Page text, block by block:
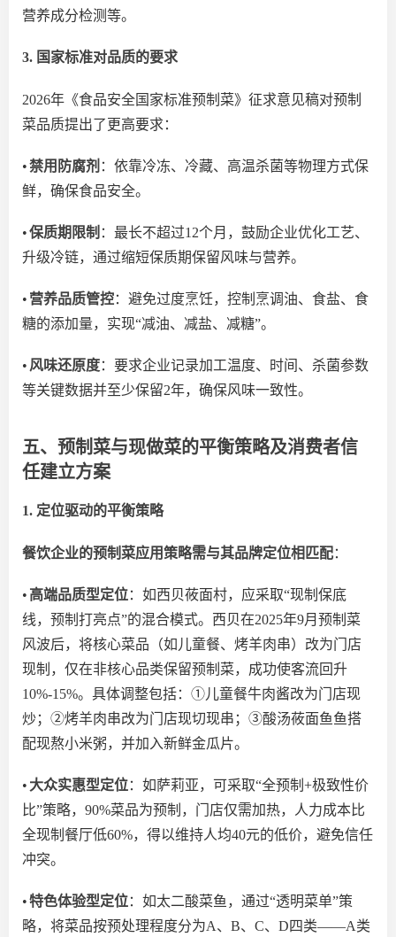
营养成分检测等。
3. 国家标准对品质的要求
2026年《食品安全国家标准预制菜》征求意见稿对预制
菜品质提出了更高要求：
•禁用防腐剂 ：依靠冷冻、冷藏、高温杀菌等物理方式保
鲜，确保食品安全。
•保质期限制 ：最长不超过12个月，鼓励企业优化工艺、
升级冷链， 通过缩短保质期保留风味与营养。
• 营养品质管控：避免过度烹饪，控制烹调油、食盐、食
糖的添加量，实现“减油、减盐、减糖”。
• 风味还原度：要求企业记录加工温度、时间、杀菌参数
等关键数据并至少保留2年，确保风味一致性。
五、预制菜与现做菜的平衡策略及消费者信
任建立方案
1. 定位驱动的平衡策略
餐饮企业的预制菜应用策略需与其品牌定位相匹配：
• 高端品质型定位：如西贝莜面村，应采取“现制保底
线，预制打亮点”的混合模式。 西贝在2025年9月预制菜
风波后，将核心菜品（如儿童餐、烤羊肉串）改为门店
现制， 仅在非核心品类保留预制菜，成功使客流回升
10%-15%。具体调整包括：①儿童餐牛肉酱改为门店现
炒；②烤羊肉串改为门店现切现串；③酸汤莜面鱼鱼搭
配现熬小米粥， 并加入新鲜金瓜片。
• 大众实惠型定位：如萨莉亚，可采取“全预制+极致性价
比”策略，90%菜品为预制，门店仅需加热，人力成本比
全现制餐厅低60%，得以维持人均40元的低价，避免信任
冲突。
•特色体验型定位：如太二酸菜鱼，通过“透明菜单”策
略，将菜品按预处理程度分为A、B、C、D四类——A类